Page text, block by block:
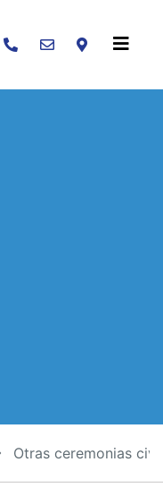
Buscar
Otras ceremonias